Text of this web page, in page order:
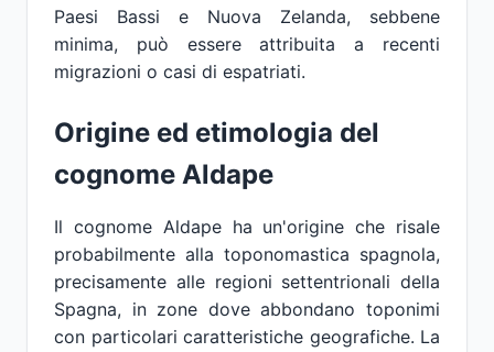
Paesi Bassi e Nuova Zelanda, sebbene
minima, può essere attribuita a recenti
migrazioni o casi di espatriati.
Origine ed etimologia del
cognome Aldape
Il cognome Aldape ha un'origine che risale
probabilmente alla toponomastica spagnola,
precisamente alle regioni settentrionali della
Spagna, in zone dove abbondano toponimi
con particolari caratteristiche geografiche. La